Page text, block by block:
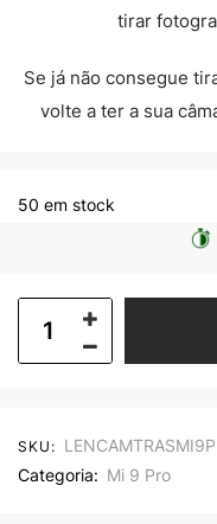
tirar
Se já não consegue
volte a ter a sua
50 em stock
SKU:
Categoria: Mi 9 Pro